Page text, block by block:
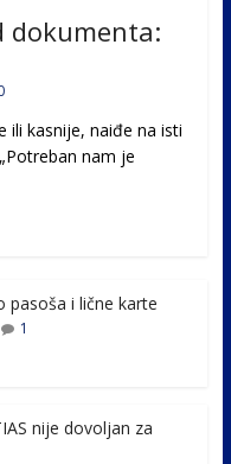
dokumenta:
ili kasnije, naiđe na isti
nam je
pasoša i lične karte
1
nije dovoljan za